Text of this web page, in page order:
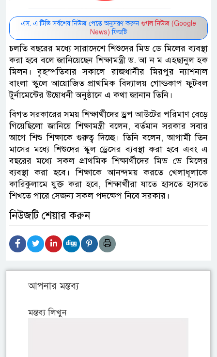
এস. এ টিভি সর্বশেষ নিউজ পেতে অনুসরণ করুন গুগল নিউজ (Google
News) ফিডটি
চলতি বছরের মধ্যে সারাদেশে শিশুদের মিড ডে মিলের ব্যবস্থা
করা হবে বলে জানিয়েছেন শিক্ষামন্ত্রী ড. আ ন ম এহছানুল হক
মিলন। বৃহস্পতিবার সকালে রাজধানীর মিরপুর ন্যাশনাল
বাংলা স্কুলে আয়োজিত প্রাথমিক বিদ্যালয় গোল্ডকাপ ফুটবল
টুর্নামেন্টের উদ্বোধনী অনুষ্ঠানে এ কথা জানান তিনি।
বিগত সরকারের সময় শিক্ষার্থীদের ড্রপ আউটের পরিমাণ বেড়ে
গিয়েছিলো জানিয়ে শিক্ষামন্ত্রী বলেন, বর্তমান সরকার সবার
আগে শিশু শিক্ষাকে গুরুত্ব দিচ্ছে। তিনি বলেন, আগামী তিন
মাসের মধ্যে শিশুদের স্কুল ড্রেসের ব্যবস্থা করা হবে এবং এ
বছরের মধ্যে সকল প্রাথমিক শিক্ষার্থীদের মিড ডে মিলের
ব্যবস্থা করা হবে। শিক্ষাকে আনন্দময় করতে খেলাধূলাকে
কারিকুলামে যুক্ত করা হবে, শিক্ষার্থীরা যাতে হাসতে হাসতে
শিখতে পারে সেজন্য সকল পদক্ষেপ নিবে সরকার।
নিউজটি শেয়ার করুন
আপনার মন্তব্য
মন্তব্য লিখুন